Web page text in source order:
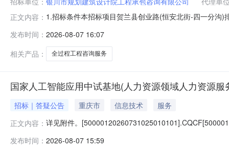
正文内容： 1.招标条件本招标项目贺兰县创业路(恒安北街-四一分沟
公司，代理机构为中聚合项目管理（宁夏）有限公司。
分流改造新建雨水
发布时间： 2026-08-07 16:07
相关产品：
全过程工程咨询服务
国家人工智能应用中试基地(人力资源领域人力资源
招标｜答疑公告 重庆市 信息技术
服务
正文内容： 详见附件。
发布时间： 2026-08-07 15:59